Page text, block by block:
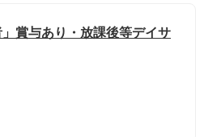
」賞与あり・放課後等デイサ